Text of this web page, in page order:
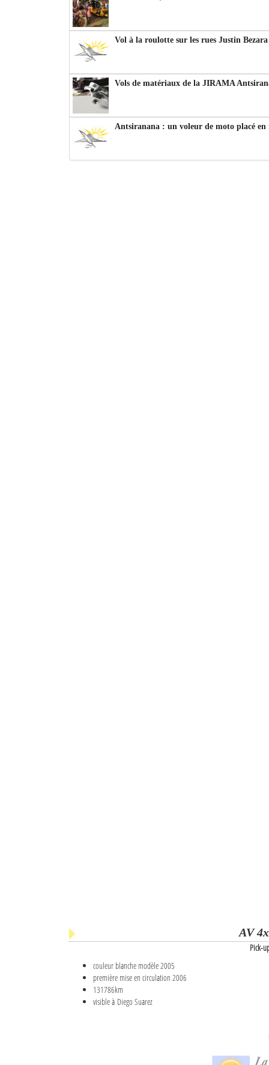
Vol à la roulotte sur les rues Justin
Vols de matériaux de la JIRAMA
Antsiranana : un voleur de moto placé en
AV
Pick-
couleur blanche modèle 2005
première mise en circulation 2006
131786km
visible à Diego Suarez